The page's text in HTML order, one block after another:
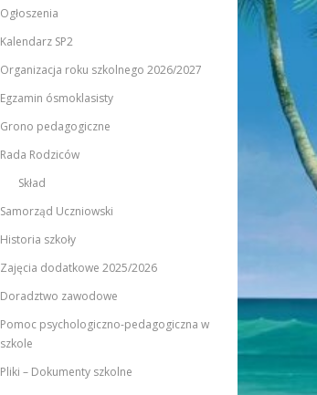
Ogłoszenia
Kalendarz SP2
Organizacja roku szkolnego 2026/2027
Egzamin ósmoklasisty
Grono pedagogiczne
Rada Rodziców
Skład
Samorząd Uczniowski
Historia szkoły
Zajęcia dodatkowe 2025/2026
Doradztwo zawodowe
Pomoc psychologiczno-pedagogiczna w
szkole
Pliki – Dokumenty szkolne